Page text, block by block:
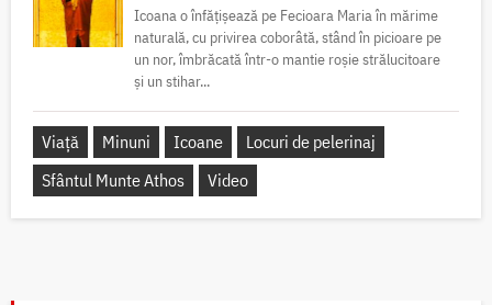
Icoana o înfățișează pe Fecioara Maria în mărime
naturală, cu privirea coborâtă, stând în picioare pe
un nor, îmbrăcată într-o mantie roșie strălucitoare
și un stihar...
Viață Minuni Icoane
Locuri de pelerinaj
Sfântul Munte Athos
Video